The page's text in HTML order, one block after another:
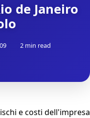
de Janeiro
2 min read
e costi dell'impresa